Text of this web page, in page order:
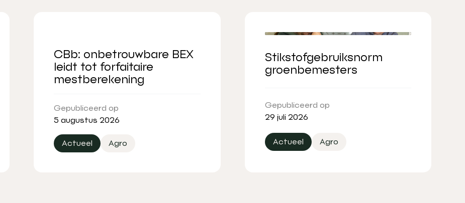
CBb: onbetrouwbare BEX
leidt tot forfaitaire
mestberekening
Gepubliceerd op
5 augustus 2026
Actueel Agro
Stikstofgebruiksnorm
groenbemesters
Gepubliceerd op
29 juli 2026
Actueel Agro